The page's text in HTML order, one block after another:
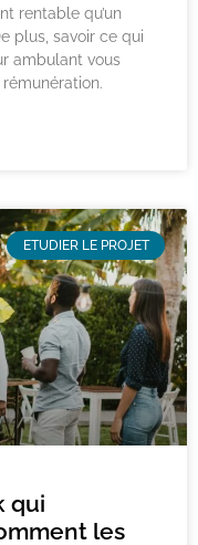
rentable qu’un
plus, savoir ce qui
ambulant vous
ETUDIER LE PROJET
qui
les